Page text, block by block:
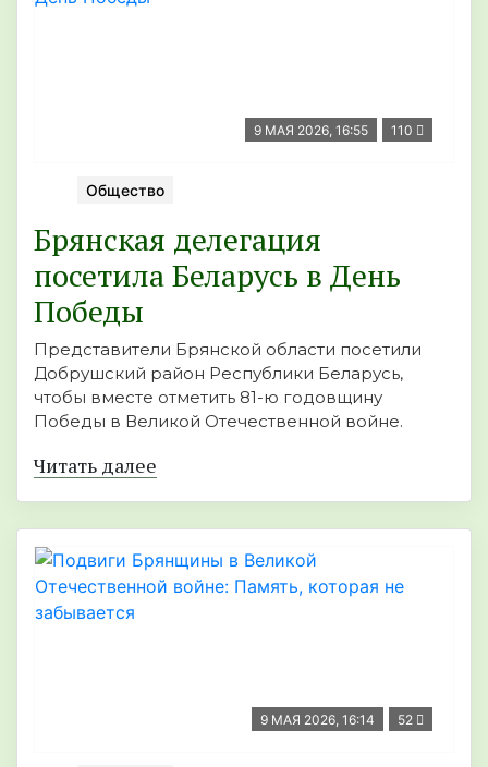
9 МАЯ 2026, 16:55 110
Общество
Брянская делегация
посетила Беларусь в День
Победы
Представители Брянской области посетили
Добрушский район Республики Беларусь,
чтобы вместе отметить 81-ю годовщину
Победы в Великой Отечественной войне.
Читать далее
9 МАЯ 2026, 16:14 52